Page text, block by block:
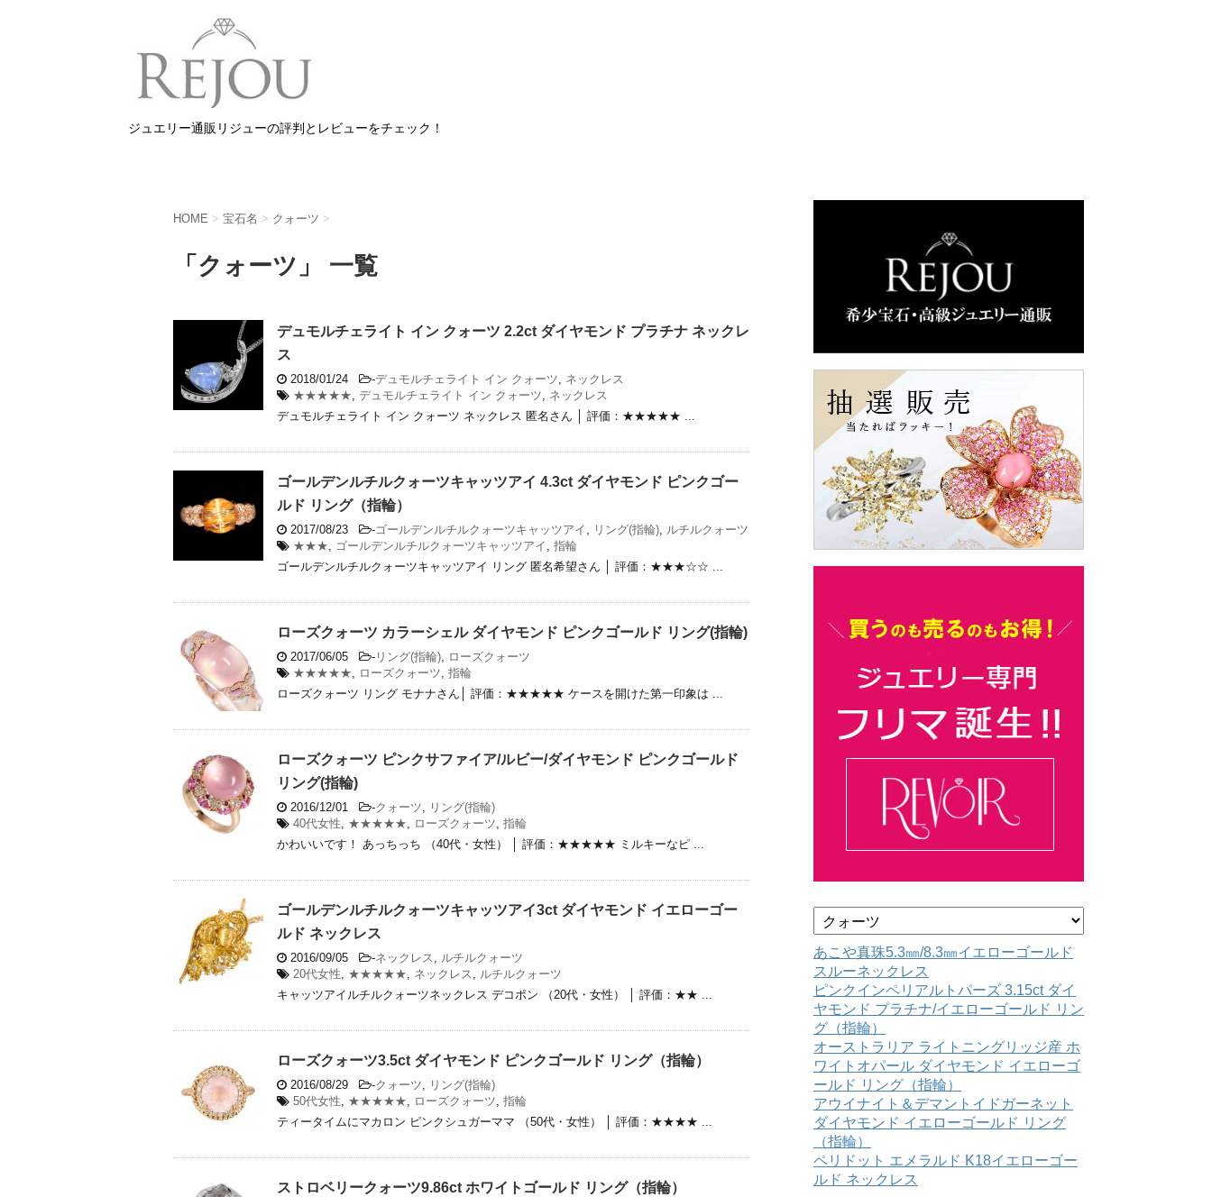
ジュエリー通販リジューの評判とレビューをチェック！
HOME > 宝石名 > クォーツ >
「クォーツ」 一覧
デュモルチェライト イン クォーツ 2.2ct ダイヤモンド プラチナ ネックレ
ス
2018/01/24 -デュモルチェライト イン クォーツ, ネックレス
★★★★★, デュモルチェライト イン クォーツ, ネックレス
デュモルチェライト イン クォーツ ネックレス 匿名さん │ 評価：★★★★★ ...
ゴールデンルチルクォーツキャッツアイ 4.3ct ダイヤモンド ピンクゴー
ルド リング（指輪）
2017/08/23 -ゴールデンルチルクォーツキャッツアイ , リング(指輪), ルチルクォーツ
★★★, ゴールデンルチルクォーツキャッツアイ , 指輪
ゴールデンルチルクォーツキャッツアイ リング 匿名希望さん │ 評価：★★★☆☆ ...
ローズクォーツ カラーシェル ダイヤモンド ピンクゴールド リング(指輪)
2017/06/05 - リング(指輪), ローズクォーツ
★★★★★, ローズクォーツ, 指輪
ローズクォーツ リング モナナさん│ 評価：★★★★★ ケースを開けた第一印象は ...
ローズクォーツ ピンクサファイア/ルビー/ダイヤモンド ピンクゴールド
リング(指輪)
2016/12/01 -クォーツ, リング(指輪)
40代女性, ★★★★★, ローズクォーツ, 指輪
かわいいです！ あっちっち （40代・女性） │ 評価：★★★★★ ミルキーなピ ...
ゴールデンルチルクォーツキャッツアイ3ct ダイヤモンド イエローゴー
ルド ネックレス
2016/09/05 -ネックレス , ルチルクォーツ
20代女性, ★★★★★, ネックレス , ルチルクォーツ
キャッツアイルチルクォーツネックレス デコポン （20代・女性） │ 評価：★★ ...
ローズクォーツ3.5ct ダイヤモンド ピンクゴールド リング（指輪）
2016/08/29 -クォーツ, リング(指輪)
50代女性, ★★★★★, ローズクォーツ, 指輪
ティータイムにマカロン ピンクシュガーママ （50代・女性） │ 評価：★★★★ ...
ストロベリークォーツ9.86ct ホワイトゴールド リング（指輪）
テ
ゴ
リ
ー
あこや真珠5.3㎜/8.3㎜イエローゴールド
スルーネックレス
ピンクインペリアルトパーズ 3.15ct ダイ
ヤモンド プラチナ/イエローゴールド リン
グ（指輪）
オーストラリア ライトニングリッジ産 ホ
ワイトオパール ダイヤモンド イエローゴ
ールド リング（指輪）
アウイナイト＆デマントイドガーネット
ダイヤモンド イエローゴールド リング
（指輪）
ペリドット エメラルド K18イエローゴー
ルド ネックレス